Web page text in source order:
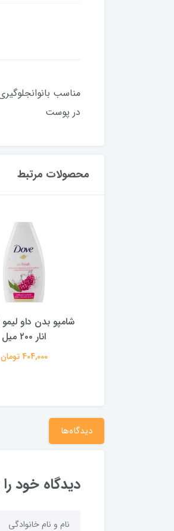
در پوست
محصولات مرتبط
شامپو بدن
رزماری ۲۰۰ میل
دیدگاه‌ها
دیدگاه خود